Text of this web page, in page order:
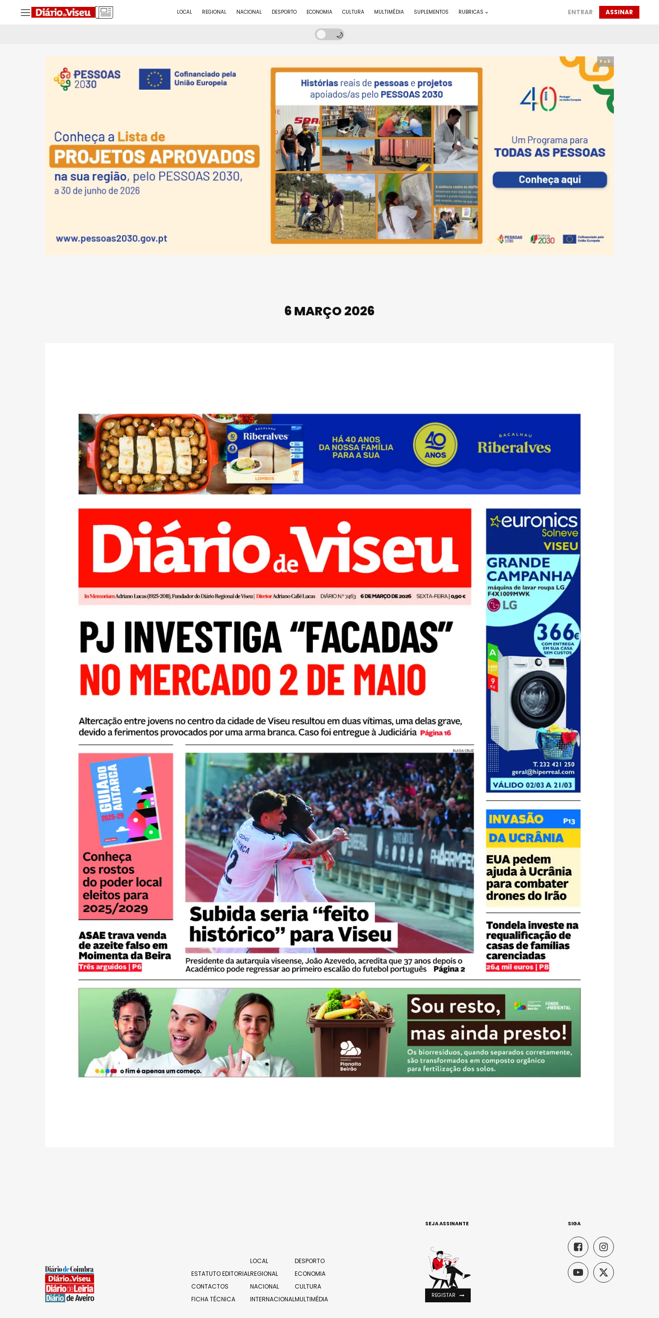
LOCAL REGIONAL NACIONAL DESPORTO ECONOMIA CULTURA MULTIMÉDIA SUPLEMENTOS RUBRICAS ENTRAR ASSINAR
Pub
6 MARÇO 2026
ESTATUTO EDITORIAL
CONTACTOS
FICHA TÉCNICA
LOCAL
REGIONAL
NACIONAL
INTERNACIONAL
DESPORTO
ECONOMIA
CULTURA
MULTIMÉDIA
SEJA ASSINANTE
REGISTAR
SIGA